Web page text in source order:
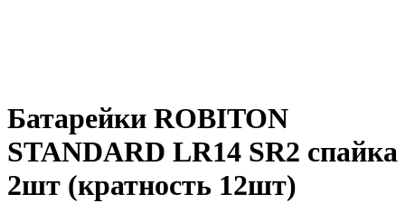
Батарейки ROBITON
STANDARD LR14 SR2 спайка
2шт (кратность 12шт)